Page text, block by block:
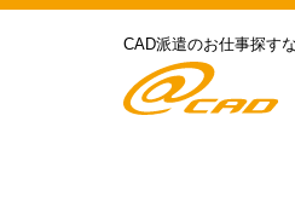
CAD派遣のお仕事探す